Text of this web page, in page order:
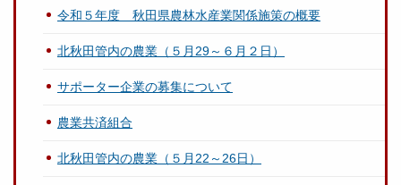
令和５年度 秋田県農林水産業関係施策の概要
北秋田管内の農業（５月29～６月２日）
サポーター企業の募集について
農業共済組合
北秋田管内の農業（５月22～26日）